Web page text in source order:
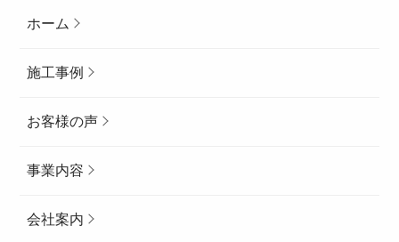
ホーム
施工事例
お客様の声
事業内容
会社案内